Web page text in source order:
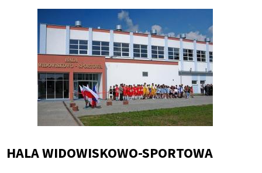
HALA WIDOWISKOWO-SPORTOWA